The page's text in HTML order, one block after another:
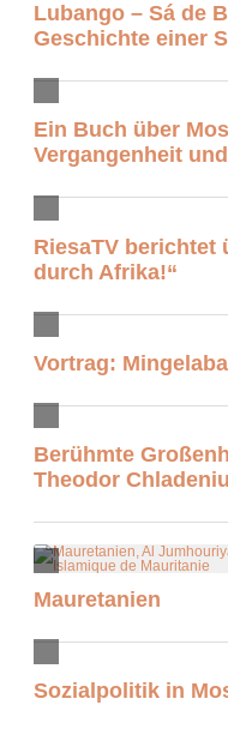
Lubango – Sá de
Geschichte einer
Ein Buch über
Vergangenheit
RiesaTV berichtet
durch Afrika!“
Vortrag:
Berühmte
Theodor
Mauretanien
Sozialpolitik in